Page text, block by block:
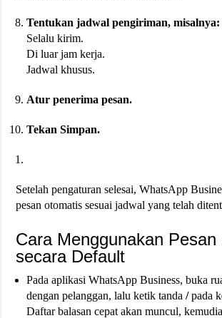
Tentukan jadwal pengiriman, misalnya:
Selalu kirim.
Di luar jam kerja.
Jadwal khusus.
Atur penerima pesan.
TekanSimpan.
Setelah pengaturan selesai, WhatsApp
pesan otomatis sesuai jadwal yang telah
Cara Menggunakan
secara Default
Pada aplikasi WhatsApp Business, buka
dengan pelanggan, lalu ketik tanda/pada
Daftar balasan cepat akan muncul,